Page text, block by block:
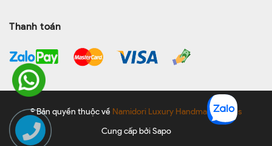
Thanh toán
© Bản quyền thuộc về Namidori Luxury Handmade Shoes
Cung cấp bởi Sapo